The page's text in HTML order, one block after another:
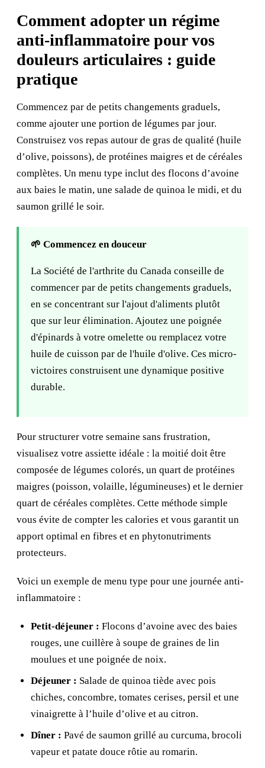
Comment adopter un régime
anti-inflammatoire pour vos
douleurs articulaires : guide
pratique
Commencez par de petits changements graduels,
comme ajouter une portion de légumes par jour.
Construisez vos repas autour de gras de qualité (huile
d’olive, poissons), de protéines maigres et de céréales
complètes. Un menu type inclut des flocons d’avoine
aux baies le matin, une salade de quinoa le midi, et du
saumon grillé le soir.
🌱 Commencez en douceur
La Société de l'arthrite du Canada conseille de
commencer par de petits changements graduels,
en se concentrant sur l'ajout d'aliments plutôt
que sur leur élimination. Ajoutez une poignée
d'épinards à votre omelette ou remplacez votre
huile de cuisson par de l'huile d'olive. Ces micro-
victoires construisent une dynamique positive
durable.
Pour structurer votre semaine sans frustration,
visualisez votre assiette idéale : la moitié doit être
composée de légumes colorés, un quart de protéines
maigres (poisson, volaille, légumineuses) et le dernier
quart de céréales complètes. Cette méthode simple
vous évite de compter les calories et vous garantit un
apport optimal en fibres et en phytonutriments
protecteurs.
Voici un exemple de menu type pour une journée anti-
inflammatoire :
Petit-déjeuner : Flocons d’avoine avec des baies
rouges, une cuillère à soupe de graines de lin
moulues et une poignée de noix.
Déjeuner : Salade de quinoa tiède avec pois
chiches, concombre, tomates cerises, persil et une
vinaigrette à l’huile d’olive et au citron.
Dîner : Pavé de saumon grillé au curcuma, brocoli
vapeur et patate douce rôtie au romarin.